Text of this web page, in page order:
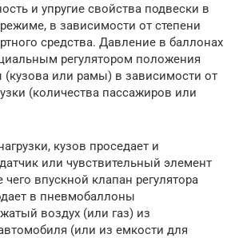
и упругие свойства подвески в
в зависимости от степени
средства. Давление в баллонах
регулятором положения
(кузова или рамы) в зависимости от
(количества пассажиров или
кузов проседает и
или чувствительный элемент
чего впускной клапан регулятора
в пневмобаллоны
воздух (или газ) из
(или из емкости для